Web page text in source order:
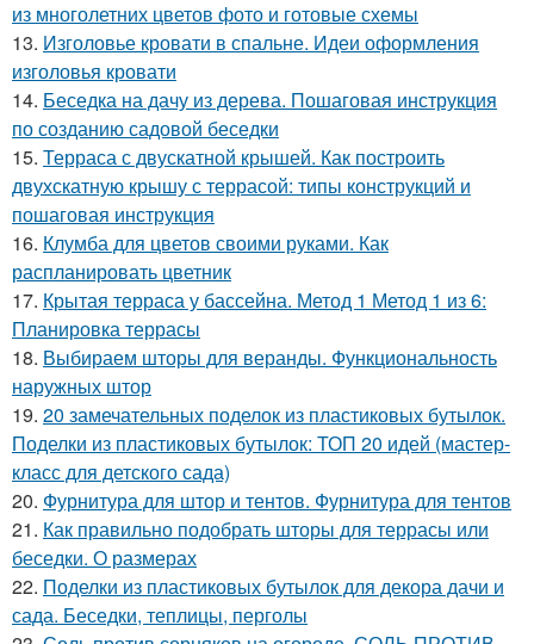
из многолетних цветов фото и готовые схемы
13. Изголовье кровати в спальне. Идеи оформления
изголовья кровати
14. Беседка на дачу из дерева. Пошаговая инструкция
по созданию садовой беседки
15. Терраса с двускатной крышей. Как построить
двухскатную крышу с террасой: типы конструкций и
пошаговая инструкция
16. Клумба для цветов своими руками. Как
распланировать цветник
17. Крытая терраса у бассейна. Метод 1 Метод 1 из 6:
Планировка террасы
18. Выбираем шторы для веранды. Функциональность
наружных штор
19. 20 замечательных поделок из пластиковых бутылок.
Поделки из пластиковых бутылок: ТОП 20 идей (мастер-
класс для детского сада)
20. Фурнитура для штор и тентов. Фурнитура для тентов
21. Как правильно подобрать шторы для террасы или
беседки. О размерах
22. Поделки из пластиковых бутылок для декора дачи и
сада. Беседки, теплицы, перголы